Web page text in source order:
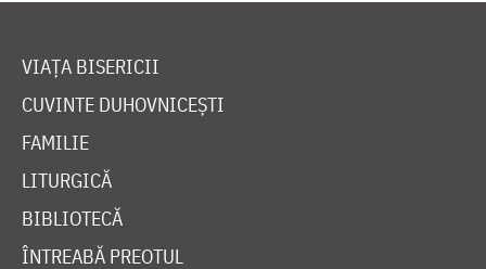
VIAȚA BISERICII
CUVINTE DUHOVNICEȘTI
FAMILIE
LITURGICĂ
BIBLIOTECĂ
ÎNTREABĂ PREOTUL